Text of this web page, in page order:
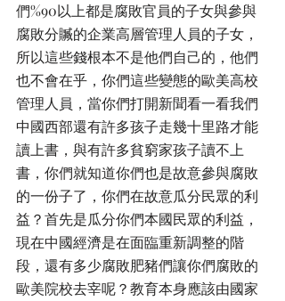
們%90以上都是腐敗官員的子女與參與
腐敗分贓的企業高層管理人員的子女，
所以這些錢根本不是他們自己的，他們
也不會在乎，你們這些變態的歐美高校
管理人員，當你們打開新聞看一看我們
中國西部還有許多孩子走幾十里路才能
讀上書，與有許多貧窮家孩子讀不上
書，你們就知道你們也是故意參與腐敗
的一份子了，你們在故意瓜分民眾的利
益？首先是瓜分你們本國民眾的利益，
現在中國經濟是在面臨重新調整的階
段，還有多少腐敗肥豬們讓你們腐敗的
歐美院校去宰呢？教育本身應該由國家